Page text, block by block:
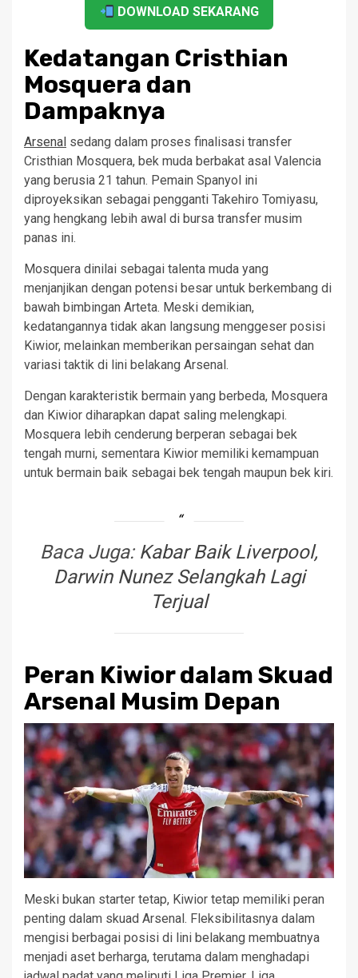
DOWNLOAD SEKARANG
Kedatangan Cristhian
Mosquera dan
Dampaknya
Arsenal sedang dalam proses finalisasi transfer
Cristhian Mosquera, bek muda berbakat asal Valencia
yang berusia 21 tahun. Pemain Spanyol ini
diproyeksikan sebagai pengganti Takehiro Tomiyasu,
yang hengkang lebih awal di bursa transfer musim
panas ini.
Mosquera dinilai sebagai talenta muda yang
menjanjikan dengan potensi besar untuk berkembang di
bawah bimbingan Arteta. Meski demikian,
kedatangannya tidak akan langsung menggeser posisi
Kiwior, melainkan memberikan persaingan sehat dan
variasi taktik di lini belakang Arsenal.
Dengan karakteristik bermain yang berbeda, Mosquera
dan Kiwior diharapkan dapat saling melengkapi.
Mosquera lebih cenderung berperan sebagai bek
tengah murni, sementara Kiwior memiliki kemampuan
untuk bermain baik sebagai bek tengah maupun bek kiri.
Baca Juga: Kabar Baik Liverpool,
Darwin Nunez Selangkah Lagi
Terjual
Peran Kiwior dalam Skuad
Arsenal Musim Depan
Meski bukan starter tetap, Kiwior tetap memiliki peran
penting dalam skuad Arsenal. Fleksibilitasnya dalam
mengisi berbagai posisi di lini belakang membuatnya
menjadi aset berharga, terutama dalam menghadapi